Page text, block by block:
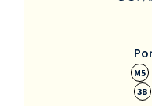
M5
3B